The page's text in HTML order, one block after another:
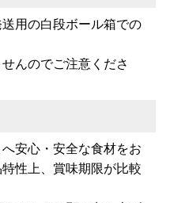
用の白段ボール箱での
んのでご注意くださ
安心・安全な食材をお
性上、賞味期限が比較